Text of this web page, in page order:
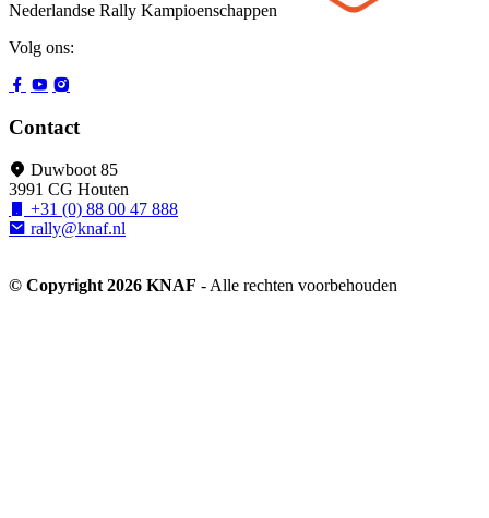
Nederlandse Rally Kampioenschappen
Volg ons:
Contact
Duwboot 85
3991 CG Houten
+31 (0) 88 00 47 888
rally@knaf.nl
© Copyright 2026 KNAF - Alle rechten voorbehouden